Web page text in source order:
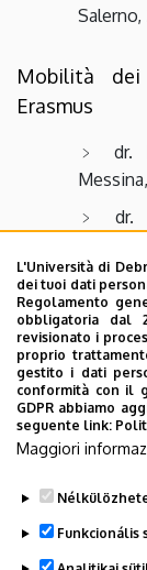
Salerno,
Mobilità
Erasmus
dr.
dr.
2016
2018)
dr.
Catania,
Staff Mobility
„La
2017 és
L'Università di
dei tuoi dati
Regolamento
obbligatoria dal
revisionato i
proprio
gestito i dati
conformità con il
GDPR abbiamo
seguente link:
Maggiori
Funkcionális